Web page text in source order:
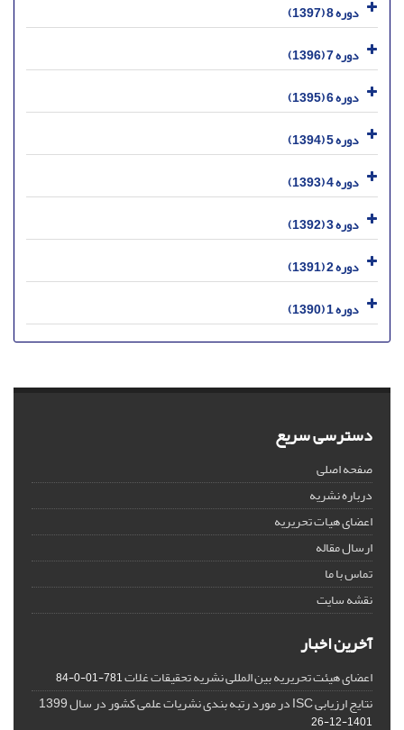
دوره 8 (1397)
دوره 7 (1396)
دوره 6 (1395)
دوره 5 (1394)
دوره 4 (1393)
دوره 3 (1392)
دوره 2 (1391)
دوره 1 (1390)
دسترسی سریع
صفحه اصلی
درباره نشریه
اعضای هیات تحریریه
ارسال مقاله
تماس با ما
نقشه سایت
آخرین اخبار
اعضای هیئت تحریریه بین المللی نشریه تحقیقات غلات781-01-0-84
نتایج ارزیابی ISC در مورد رتبه بندی نشریات علمی کشور در سال 1399
1401-12-26